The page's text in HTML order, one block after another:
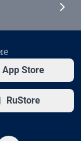
App Store
RuStore